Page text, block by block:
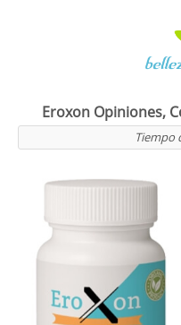
Eroxon Opiniones,
Tiempo